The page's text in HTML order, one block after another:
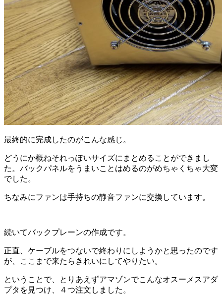
最終的に完成したのがこんな感じ。
どうにか概ねそれっぽいサイズにまとめることができまし
た。バックパネルをうまいことはめるのがめちゃくちゃ大変
でした。
ちなみにファンは手持ちの静音ファンに交換しています。
続いてバックプレーンの作成です。
正直、ケーブルをつないで終わりにしようかと思ったのです
が、ここまで来たらきれいにしてやりたい。
ということで、とりあえずアマゾンでこんなオスーメスアダ
プタを見つけ、４つ注文しました。